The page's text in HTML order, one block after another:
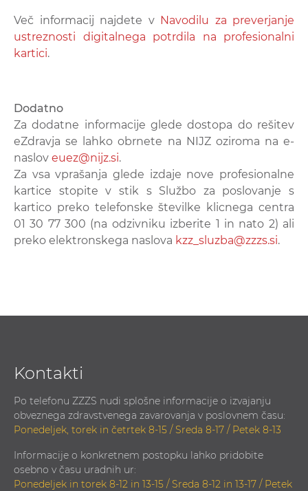
Več informacij najdete v Navodilu za preverjanje
ustreznosti digitalnega potrdila na profesionalni
kartici.
Dodatno
Za dodatne informacije glede dostopa do rešitev
eZdravja se lahko obrnete na NIJZ oziroma na e-
naslov euez@nijz.si.
Za vsa vprašanja glede izdaje nove profesionalne
kartice stopite v stik s Službo za poslovanje s
kartico preko telefonske številke klicnega centra
01 30 77 300 (na odzivniku izberite 1 in nato 2) ali
preko elektronskega naslova kzz_sluzba@zzzs.si.
Kontakti
Po telefonu ZZZS nudi splošne informacije o izvajanju
obveznega zdravstvenega zavarovanja v poslovnem času:
Ponedeljek, torek in četrtek 8-15 / Sreda 8-17 / Petek 8-13
Informacije o konkretnem postopku lahko pridobite
osebno v času uradnih ur:
Ponedeljek in torek 8-12 in 13-15 / Sreda 8-12 in 13-17 / Petek